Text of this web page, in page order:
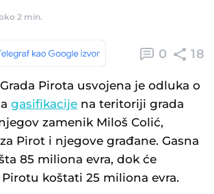
2 min.
0 18
Pirota usvojena je odluka o
gasifikacije na teritoriji grada
zamenik Miloš Colić,
Pirot i njegove građane. Gasna
85 miliona evra, dok će
koštati 25 miliona evra.